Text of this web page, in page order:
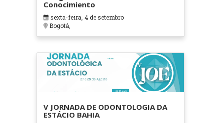
Conocimiento
sexta-feira, 4 de setembro
Bogotá,
V JORNADA DE ODONTOLOGIA DA
ESTÁCIO BAHIA